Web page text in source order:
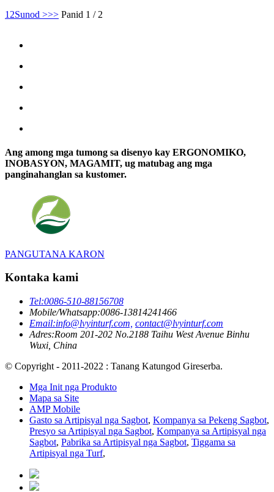
1 2Sunod >>> Panid 1 / 2
Ang among mga tumong sa disenyo kay ERGONOMIKO,
INOBASYON, MAGAMIT, ug matubag ang mga
panginahanglan sa kustomer.
PANGUTANA KARON
Kontaka kami
Tel:0086-510-88156708
Mobile/Whatsapp:0086-13814241466
Email:info@lvyinturf.com, contact@lvyinturf.com
Adres:Room 201-202 No.2188 Taihu West Avenue Binhu
Wuxi, China
© Copyright - 2011-2022 : Tanang Katungod Gireserba.
Mga Init nga Produkto
Mapa sa Site
AMP Mobile
Gasto sa Artipisyal nga Sagbot, Kompanya sa Pekeng Sagbot,
Presyo sa Artipisyal nga Sagbot, Kompanya sa Artipisyal nga
Sagbot, Pabrika sa Artipisyal nga Sagbot, Tiggama sa
Artipisyal nga Turf,